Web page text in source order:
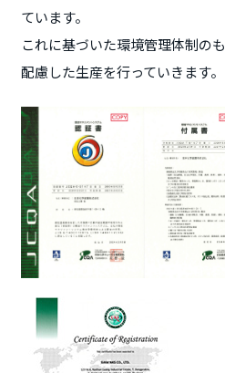
ています。
これに基づいた環境管理体制の
配慮した生産を行っていきます。